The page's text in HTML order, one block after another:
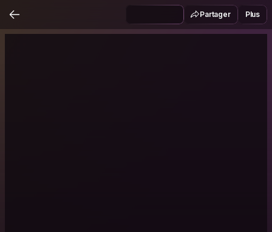
Partager Plus